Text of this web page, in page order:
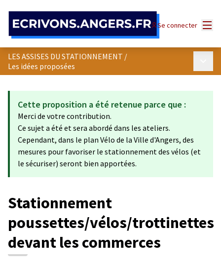
Se connecter
LES ASSISES DU STATIONNEMENT /
Les idées proposées
Cette proposition a été retenue parce que :
Merci de votre contribution.
Ce sujet a été et sera abordé dans les ateliers.
Cependant, dans le plan Vélo de la Ville d'Angers, des
mesures pour favoriser le stationnement des vélos (et
le sécuriser) seront bien apportées.
Stationnement
poussettes/vélos/trottinettes
devant les commerces